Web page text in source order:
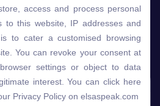
học ELSA dành
bạn
Free Premium
access and process personal
to this website, IP addresses and
to cater a customised browsing
You can revoke your consent at
settings or object to data
interest. You can click here
Privacy Policy on elsaspeak.com
access and process personal
to this website, IP addresses and
to cater a customised browsing
You can revoke your consent at
settings or object to data
interest. You can click here
Privacy Policy on elsaspeak.com